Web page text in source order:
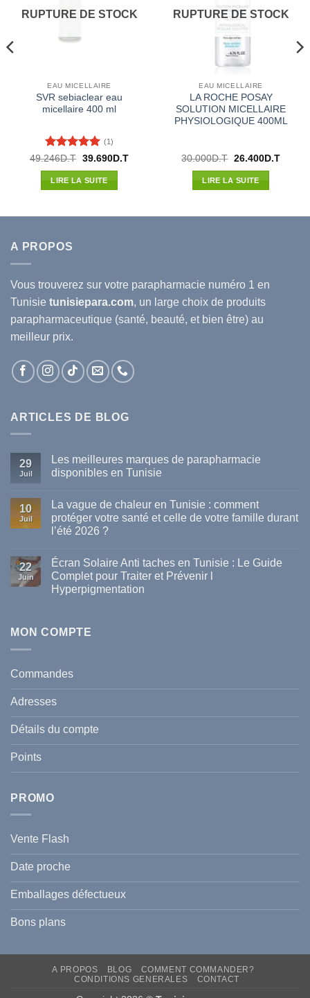
RUPTURE DE STOCK
EAU MICELLAIRE
SVR sebiaclear eau
micellaire 400 ml
Note5 sur
5
(1)
49.246D.T Le
initial
était :
39.690D.TLe
LIRE LA SUITE
RUPTURE DE STOCK
EAU MICELLAIRE
LA ROCHE POSAY
SOLUTION MICELLAIRE
PHYSIOLOGIQUE 400ML
30.000D.T Le
initial
était :
26.400D.TLe
LIRE LA SUITE
A PROPOS
Vous trouverez sur votre parapharmacie numéro 1 en
Tunisie tunisiepara.com, un large choix de produits
parapharmaceutique (santé, beauté, et bien être) au
meilleur prix.
ARTICLES DE BLOG
29
Juil
Les meilleures marques de parapharmacie
disponibles en Tunisie
sur
meilleures
marques
disponibles
en
Tunisie
10
Juil
La vague de chaleur en Tunisie : comment
protéger votre santé et celle de votre famille durant
l’été 2026 ?
sur
La
vague
de
comment
et
celle
de
votre
famille
durant
l’été
2026
?
22
Juin
Écran Solaire Anti taches en Tunisie : Le Guide
Complet pour Traiter et Prévenir l
Hyperpigmentation
Écran
Tunisie
Guide
Traiter
Prévenir
MON COMPTE
Commandes
Adresses
Détails du compte
Points
PROMO
Vente Flash
Date proche
Emballages défectueux
Bons plans
A PROPOS BLOG
COMMENT COMMANDER?
CONDITIONS GENERALES
CONTACT